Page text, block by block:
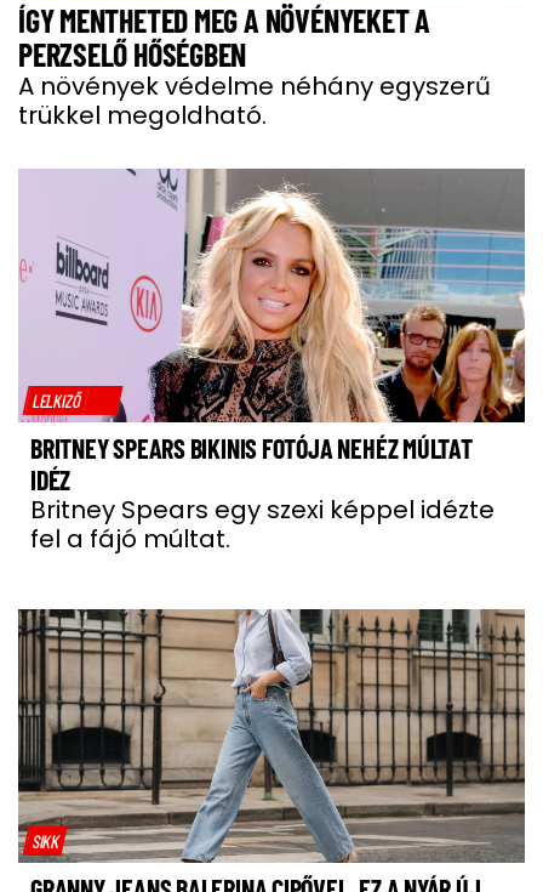
ÍGY MENTHETED MEG A NÖVÉNYEKET A
PERZSELŐ HŐSÉGBEN
A növények védelme néhány egyszerű
trükkel megoldható.
LELKIZŐ
BRITNEY SPEARS BIKINIS FOTÓJA NEHÉZ MÚLTAT
IDÉZ
Britney Spears egy szexi képpel idézte
fel a fájó múltat.
SIKK